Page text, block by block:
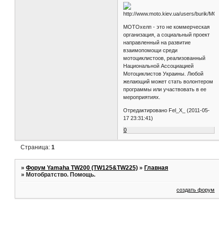
MОТОхелп - это не коммерческая
организация, а социальный проект
направленный на развитие
взаимопомощи среди
мотоциклистоов, реализованный
Национальной Ассоциацией
Мотоциклистов Украины. Любой
желающий может стать волонтером
программы или участвовать в ее
мероприятиях.
Отредактировано Fel_X_ (2011-05-
17 23:31:41)
0
Страница:1
»Форум Yamaha TW200 (TW125&TW225) »Главная
»Мотобратство. Помощь.
создать форум